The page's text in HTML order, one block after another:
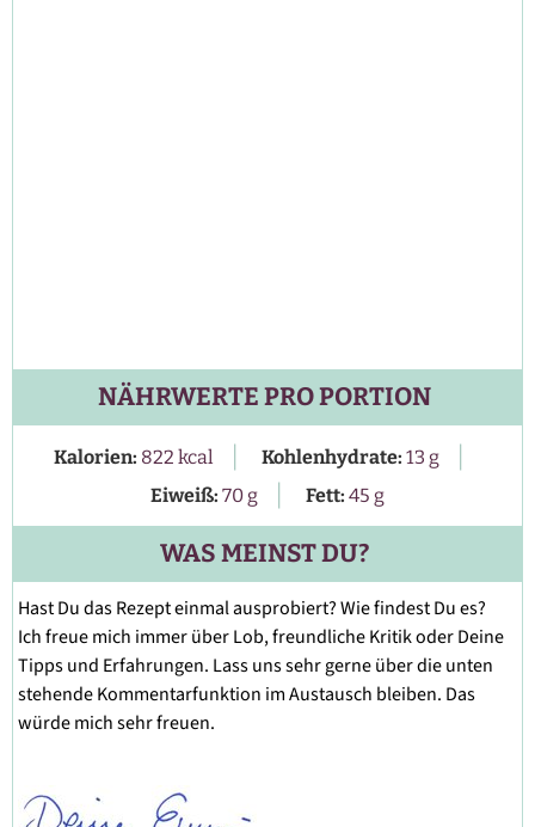
NÄHRWERTE PRO PORTION
Kalorien: 822 kcal | Kohlenhydrate: 13 g |
Eiweiß: 70g | Fett: 45 g
WAS MEINST DU?
Hast Du das Rezept einmal ausprobiert? Wie findest Du es?
Ich freue mich immer über Lob, freundliche Kritik oder Deine
Tipps und Erfahrungen. Lass uns sehr gerne über die unten
stehende Kommentarfunktion im Austausch bleiben. Das
würde mich sehr freuen.